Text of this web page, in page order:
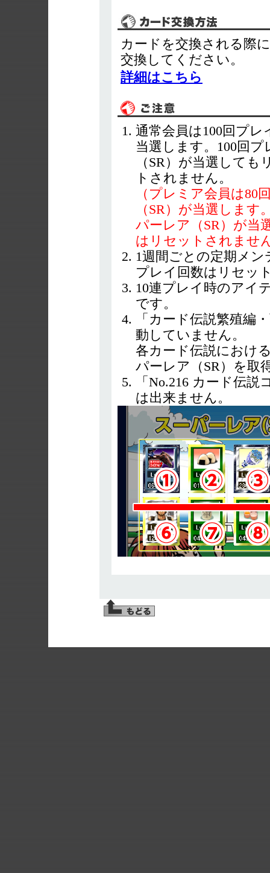
カードを交換される際
交換してください。
詳細はこちら
通常会員は100回プ
当選します。100回
（SR）が当選して
トされません。
（プレミア会員は80
（SR）が当選しま
パーレア（SR）が当
はリセットされませ
1週間ごとの定期メ
プレイ回数はリセッ
10連プレイ時のアイ
です。
「カード伝説繁殖編
動していません。
各カード伝説におけ
パーレア（SR）を取
「No.216 カード伝
は出来ません。